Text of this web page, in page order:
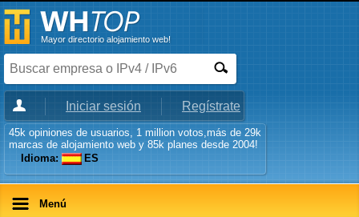
Mayor directorio alojamiento web!
Iniciar sesión Regístrate
45k opiniones de usuarios, 1 million votos,más de 29k
marcas de alojamiento web y 85k planes desde 2004!
Idioma:
ES
Menú